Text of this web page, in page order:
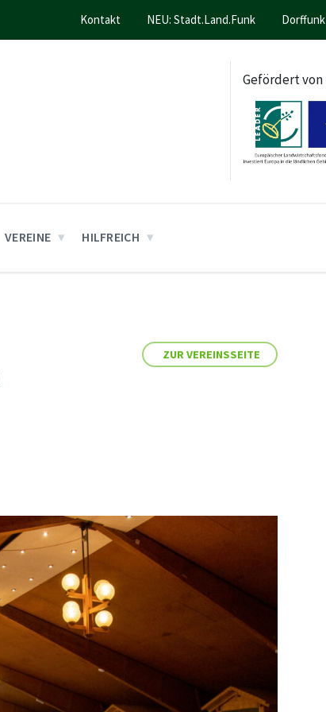
Kontakt NEU: Stadt.Land.Funk Dorffunk
Gefördert von
VEREINE HILFREICH
ZUR VEREINSSEITE